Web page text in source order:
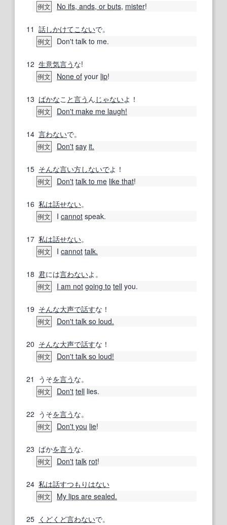
例文 No ifs, ands, or buts, mister!
11 話しかけてこないで。
例文 Don't talk to me.
12 生意気言う な!
例文 None of your lip!
13 ばかなこ と言う ん じゃないよ！
例文 Don't make me laugh!
14 言わないで。
例文 Don't say it.
15 そんな言い方しないでよ！
例文 Don't talk to me like that!
16 私は話せない。
例文 I cannot speak.
17 私は話せない。
例文 I cannot talk.
18 君には言わないよ。
例文 I am not going to tell you.
19 そんな大声で話すな！
例文 Don't talk so loud.
20 そんな大声で話すな！
例文 Don't talk so loud!
21 うそを言う な。
例文 Don't tell lies.
22 うそを言う な。
例文 Don't you lie!
23 ばかを言う な.
例文 Don't talk rot!
24 私は話すつもりはない
例文 My lips are sealed.
25 くどくど言わないで。